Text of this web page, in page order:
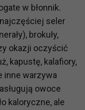
w błonnik.
seler
brokuły,
okazji oczyścić
kapustę, kalafiory,
inne warzywa
owoce
kaloryczne, ale